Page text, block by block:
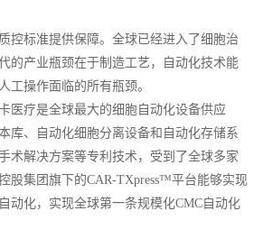
控标准提供保障。全球已经进入了细胞治
的产业瓶颈在于制造工艺，自动化技术能
工操作面临的所有瓶颈。
医疗是全球最大的细胞自动化设备供应
库、自动化细胞分离设备和自动化存储系
术解决方案等专利技术，受到了全球多家
股集团旗下的CAR-TXpress™平台能够实现
动化，实现全球第一条规模化CMC自动化